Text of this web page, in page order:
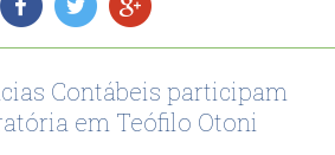
Contábeis participam
em Teófilo Otoni